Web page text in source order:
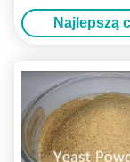
zwierząt do
akwakultury, w
krewetek,
Najlepszą